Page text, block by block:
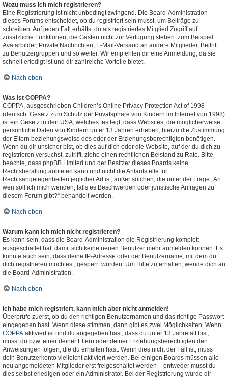
Wozu muss ich mich registrieren?
Eine Registrierung ist nicht unbedingt zwingend. Die Board-Administration
dieses Forums entscheidet, ob du registriert sein musst, um Beiträge zu
schreiben. Auf jeden Fall erhältst du als registriertes Mitglied Zugriff auf
zusätzliche Funktionen, die Gästen nicht zur Verfügung stehen: zum Beispiel
Avatarbilder, Private Nachrichten, E-Mail-Versand an andere Mitglieder, Beitritt
zu Benutzergruppen und so weiter. Wir empfehlen dir eine Anmeldung, da sie
schnell erledigt ist und dir zahlreiche Vorteile bietet.
Nach oben
Was ist COPPA?
COPPA, ausgeschrieben Children’s Online Privacy Protection Act of 1998
(deutsch: Gesetz zum Schutz der Privatsphäre von Kindern im Internet von 1998)
ist ein Gesetz in den USA, welches festlegt, dass Websites, die möglicherweise
persönliche Daten von Kindern unter 13 Jahren erheben, hierzu die Zustimmung
der Eltern beziehungsweise des oder der Erziehungsberechtigten benötigen.
Wenn du dir unsicher bist, ob dies auf dich oder die Website, auf der du dich zu
registrieren versuchst, zutrifft, ziehe einen rechtlichen Beistand zu Rate. Bitte
beachte, dass phpBB Limited und der Besitzer dieses Boards keine
Rechtsberatung anbieten kann und nicht die Anlaufstelle für
Rechtsangelegenheiten jeglicher Art ist; außer solchen, die unter der Frage „An
wen soll ich mich wenden, falls es Beschwerden oder juristische Anfragen zu
diesem Forum gibt?“ behandelt werden.
Nach oben
Warum kann ich mich nicht registrieren?
Es kann sein, dass die Board-Administration die Registrierung komplett
ausgeschaltet hat, damit sich keine neuen Benutzer mehr anmelden können. Es
könnte auch sein, dass deine IP-Adresse oder der Benutzername, mit dem du
dich registrieren möchtest, gesperrt wurden. Um Hilfe zu erhalten, wende dich an
die Board-Administration.
Nach oben
Ich habe mich registriert, kann mich aber nicht anmelden!
Überprüfe zuerst, ob du den richtigen Benutzernamen und das richtige Passwort
eingegeben hast. Wenn diese stimmen, dann gibt es zwei Möglichkeiten. Wenn
COPPA aktiviert ist und du angegeben hast, dass du unter 13 Jahre alt bist,
musst du bzw. einer deiner Eltern oder deiner Erziehungsberechtigten den
Anweisungen folgen, die du erhalten hast. Wenn dies nicht der Fall ist, muss
dein Benutzerkonto vielleicht aktiviert werden. Bei einigen Boards müssen alle
neu angemeldeten Mitglieder erst freigeschaltet werden – entweder musst du
dies selbst erledigen oder ein Administrator. Bei der Registrierung wurde dir